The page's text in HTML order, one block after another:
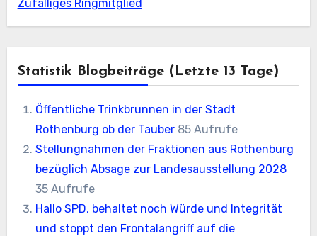
Zufälliges Ringmitglied
Statistik Blogbeiträge (letzte 13 Tage)
Öffentliche Trinkbrunnen in der Stadt
Rothenburg ob der Tauber 85 Aufrufe
Stellungnahmen der Fraktionen aus Rothenburg
bezüglich Absage zur Landesausstellung 2028
35 Aufrufe
Hallo SPD, behaltet noch Würde und Integrität
und stoppt den Frontalangriff auf die